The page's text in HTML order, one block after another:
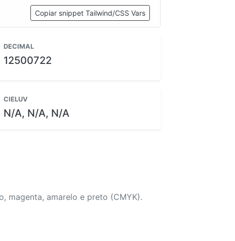
Copiar snippet Tailwind/CSS Vars
DECIMAL
12500722
CIELUV
N/A, N/A, N/A
magenta, amarelo e preto (CMYK).